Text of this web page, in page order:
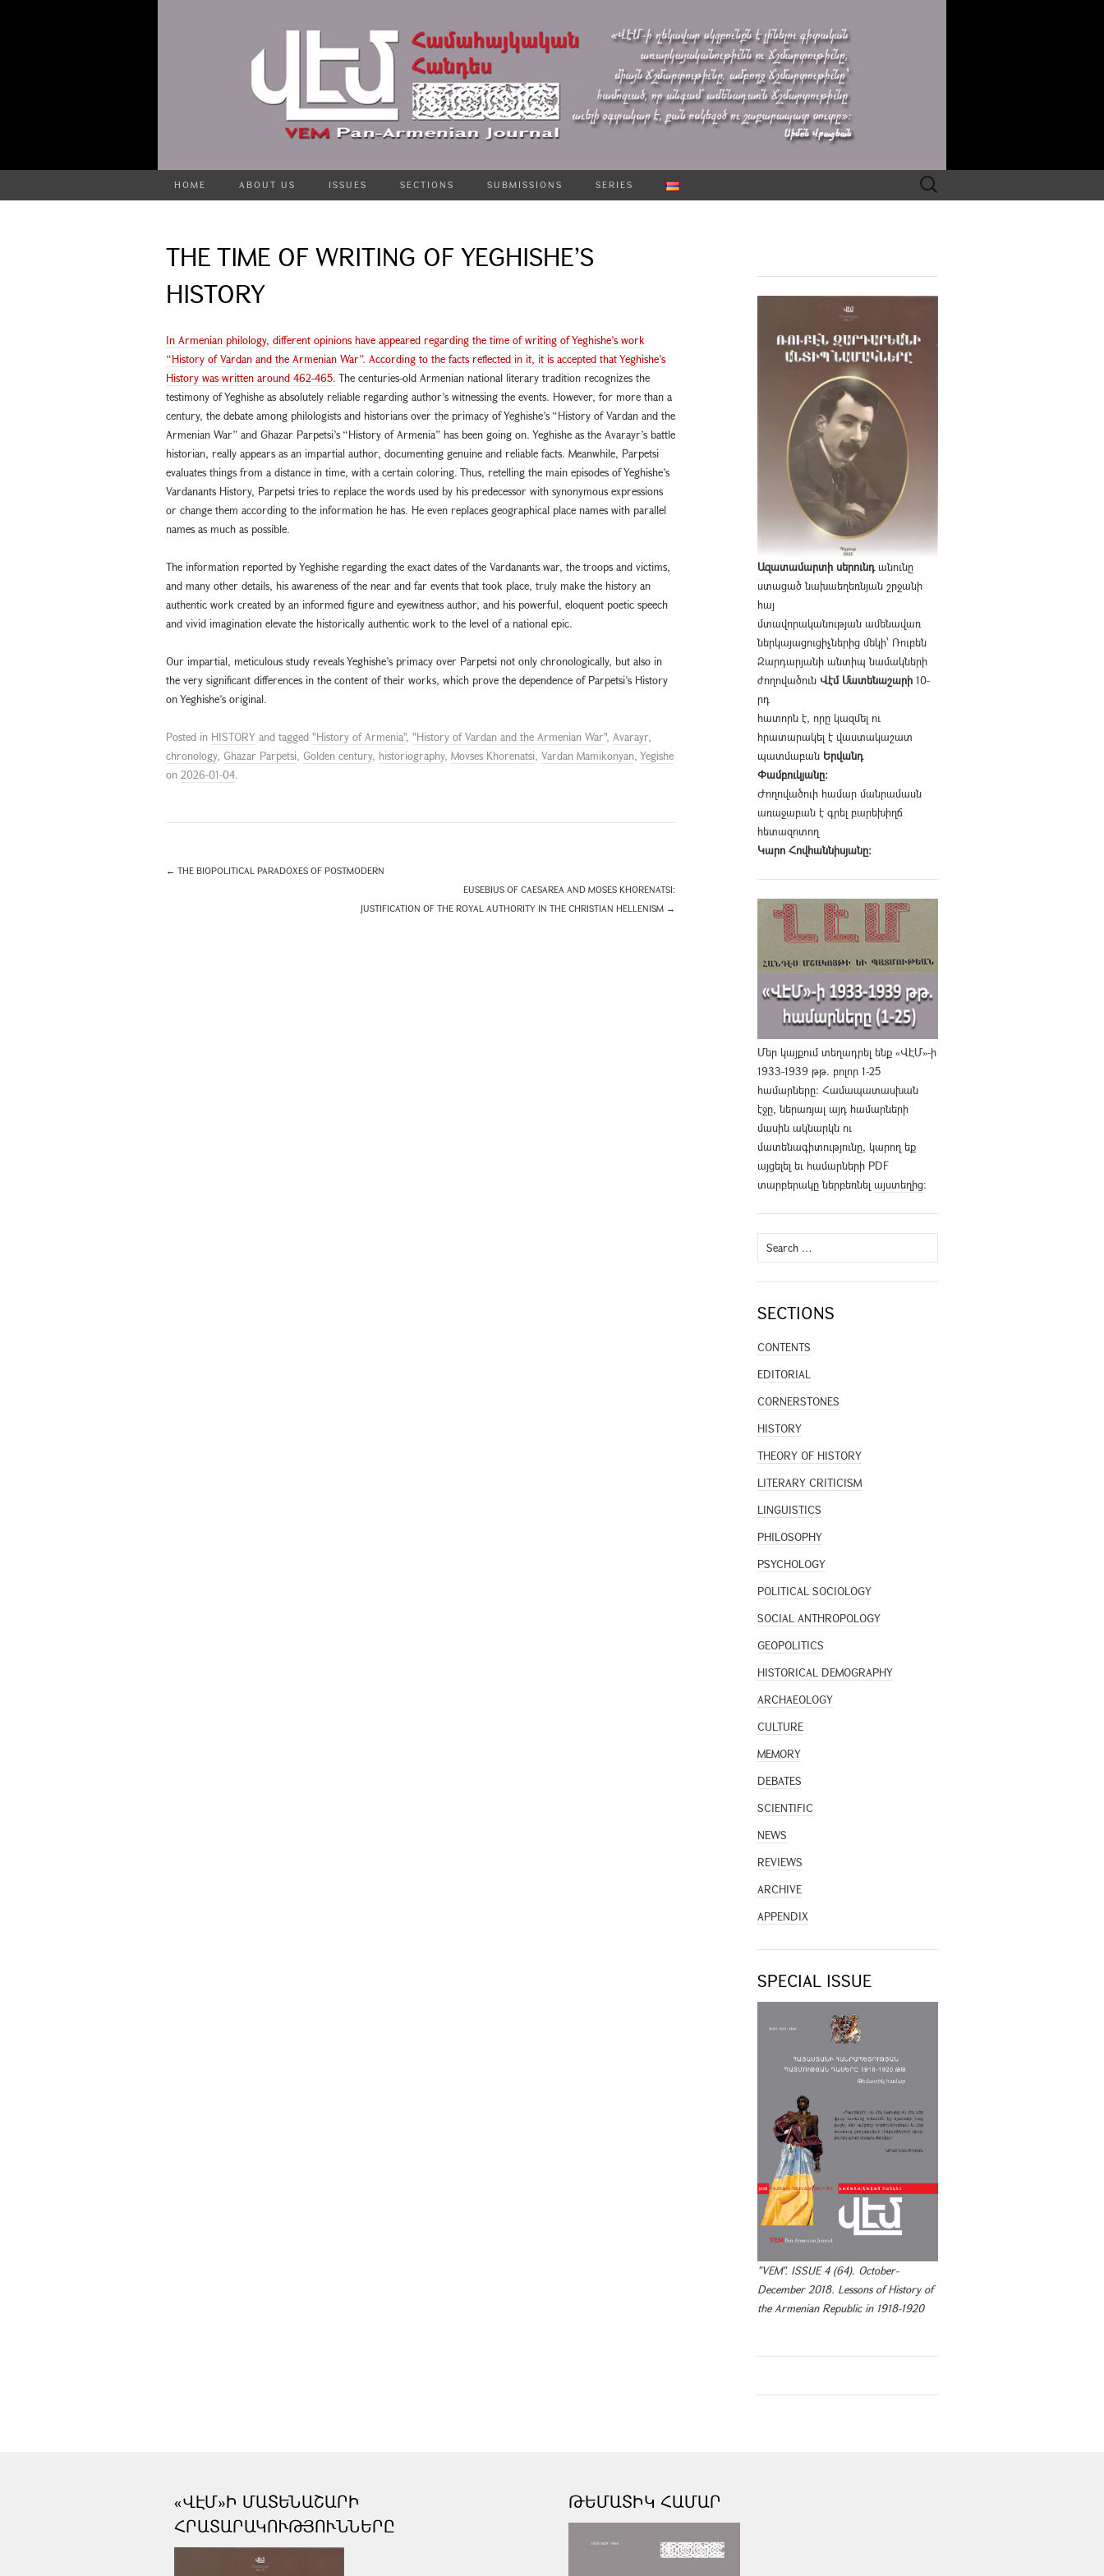
HOME ABOUT US ISSUES SECTIONS SUBMISSIONS SERIES
Search
for:
THE TIME OF WRITING OF YEGHISHE’S
HISTORY
In Armenian philology, different opinions have appeared regarding the time of writing of Yeghishe’s work
“History of Vardan and the Armenian War”. According to the facts reflected in it, it is accepted that Yeghishe’s
History was written around 462-465. The centuries-old Armenian national literary tradition recognizes the
testimony of Yeghishe as absolutely reliable regarding author’s witnessing the events. However, for more than a
century, the debate among philologists and historians over the primacy of Yeghishe’s “History of Vardan and the
Armenian War” and Ghazar Parpetsi’s “History of Armenia” has been going on. Yeghishe as the Avarayr’s battle
historian, really appears as an impartial author, documenting genuine and reliable facts. Meanwhile, Parpetsi
evaluates things from a distance in time, with a certain coloring. Thus, retelling the main episodes of Yeghishe’s
Vardanants History, Parpetsi tries to replace the words used by his predecessor with synonymous expressions
or change them according to the information he has. He even replaces geographical place names with parallel
names as much as possible.
The information reported by Yeghishe regarding the exact dates of the Vardanants war, the troops and victims,
and many other details, his awareness of the near and far events that took place, truly make the history an
authentic work created by an informed figure and eyewitness author, and his powerful, eloquent poetic speech
and vivid imagination elevate the historically authentic work to the level of a national epic.
Our impartial, meticulous study reveals Yeghishe’s primacy over Parpetsi not only chronologically, but also in
the very significant differences in the content of their works, which prove the dependence of Parpetsi’s History
on Yeghishe’s original.
Posted in HISTORY and tagged "History of Armenia", "History of Vardan and the Armenian War", Avarayr,
chronology, Ghazar Parpetsi, Golden century, historiography, Movses Khorenatsi, Vardan Mamikonyan, Yegishe
on 2026-01-04.
← THE BIOPOLITICAL PARADOXES OF POSTMODERN
EUSEBIUS OF CAESAREA AND MOSES KHORENATSI:
JUSTIFICATION OF THE ROYAL AUTHORITY IN THE CHRISTIAN HELLENISM →
Ազատամարտի սերունդանունը
ստացած նախաեղեռնյան շրջանի
հայ
մտավորականության ամենավառ
ներկայացուցիչներից մեկի՝ Ռուբեն
Զարդարյանի անտիպ նամակների
ժողովածուն Վէմ Մատենաշարի 10-
րդ
հատորն է, որը կազմել ու
հրատարակել է վաստակաշատ
պատմաբան Երվանդ
Փամբուկյանը։
Ժողովածուի համար մանրամասն
առաջաբան է գրել բարեխիղճ
հետազոտող
Կարո Հովհաննիսյանը։
Մեր կայքում տեղադրել ենք «ՎԷՄ»-ի
1933-1939 թթ. բոլոր 1-25
համարները։ Համապատասխան
էջը, ներառյալ այդ համարների
մասին ակնարկն ու
մատենագիտությունը, կարող եք
այցելել եւ համարների PDF
տարբերակը ներբեռնել այստեղից։
Search
for:
SECTIONS
CONTENTS
EDITORIAL
CORNERSTONES
HISTORY
THEORY OF HISTORY
LITERARY CRITICISM
LINGUISTICS
PHILOSOPHY
PSYCHOLOGY
POLITICAL SOCIOLOGY
SOCIAL ANTHROPOLOGY
GEOPOLITICS
HISTORICAL DEMOGRAPHY
ARCHAEOLOGY
CULTURE
MEMORY
DEBATES
SCIENTIFIC
NEWS
REVIEWS
ARCHIVE
APPENDIX
SPECIAL ISSUE
"VEM". ISSUE 4 (64). October-
December 2018. Lessons of History of
the Armenian Republic in 1918-1920
«ՎԷՄ»Ի ՄԱՏԵՆԱՇԱՐԻ
ՀՐԱՏԱՐԱԿՈՒԹՅՈՒՆՆԵՐԸ
ԹԵՄԱՏԻԿ ՀԱՄԱՐ